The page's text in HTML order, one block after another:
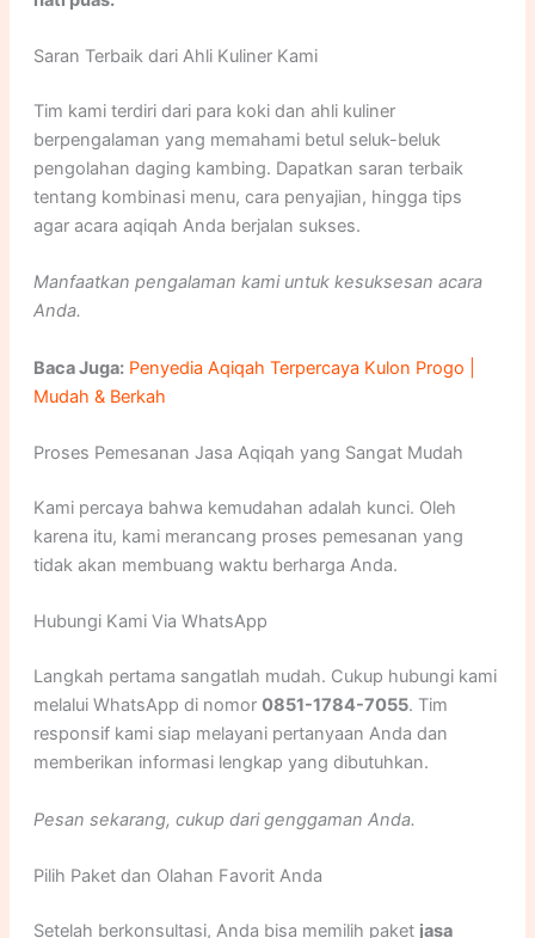
Saran Terbaik dari Ahli Kuliner Kami
Tim kami terdiri dari para koki dan ahli kuliner
berpengalaman yang memahami betul seluk-beluk
pengolahan daging kambing. Dapatkan saran terbaik
tentang kombinasi menu, cara penyajian, hingga tips
agar acara aqiqah Anda berjalan sukses.
Manfaatkan pengalaman kami untuk kesuksesan acara
Anda.
Baca Juga: Penyedia Aqiqah Terpercaya Kulon Progo |
Mudah & Berkah
Proses Pemesanan Jasa Aqiqah yang Sangat Mudah
Kami percaya bahwa kemudahan adalah kunci. Oleh
karena itu, kami merancang proses pemesanan yang
tidak akan membuang waktu berharga Anda.
Hubungi Kami Via WhatsApp
Langkah pertama sangatlah mudah. Cukup hubungi kami
melalui WhatsApp di nomor 0851-1784-7055. Tim
responsif kami siap melayani pertanyaan Anda dan
memberikan informasi lengkap yang dibutuhkan.
Pesan sekarang, cukup dari genggaman Anda.
Pilih Paket dan Olahan Favorit Anda
Setelah berkonsultasi, Anda bisa memilih paket jasa